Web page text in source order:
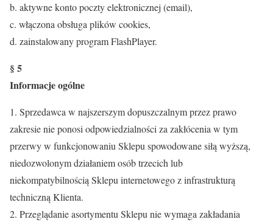
b. aktywne konto poczty elektronicznej (email),
c. włączona obsługa plików cookies,
d. zainstalowany program FlashPlayer.
§ 5
Informacje ogólne
1. Sprzedawca w najszerszym dopuszczalnym przez prawo
zakresie nie ponosi odpowiedzialności za zakłócenia w tym
przerwy w funkcjonowaniu Sklepu spowodowane siłą wyższą,
niedozwolonym działaniem osób trzecich lub
niekompatybilnością Sklepu internetowego z infrastrukturą
techniczną Klienta.
2. Przeglądanie asortymentu Sklepu nie wymaga zakładania